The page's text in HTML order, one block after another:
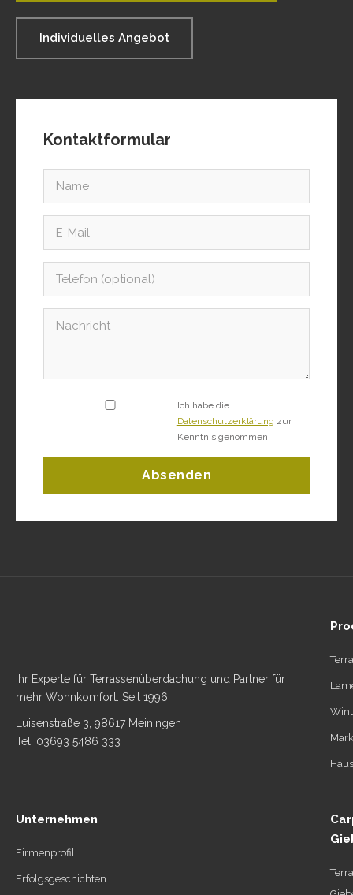
Individuelles Angebot
Kontaktformular
Ich habe die
Datenschutzerklärung zur
Kenntnis genommen.
Absenden
Ihr Experte für Terrassenüberdachung und Partner für
mehr Wohnkomfort. Seit 1996.
Luisenstraße 3, 98617 Meiningen
Tel: 03693 5486 333
Unternehmen
Firmenprofil
Erfolgsgeschichten